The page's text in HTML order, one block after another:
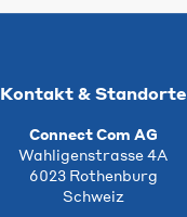
Kontakt & Standorte
Connect Com AG
Wahligenstrasse 4A
6023 Rothenburg
Schweiz